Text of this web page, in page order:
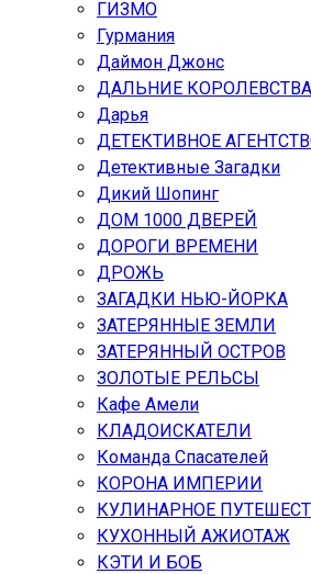
ГИЗМО
Гурмания
Даймон Джонс
ДАЛЬНИЕ КОРОЛЕВСТВА
Дарья
ДЕТЕКТИВНОЕ
Детективные Загадки
Дикий Шопинг
ДОМ 1000 ДВЕРЕЙ
ДОРОГИ ВРЕМЕНИ
ДРОЖЬ
ЗАГАДКИ НЬЮ-ЙОРКА
ЗАТЕРЯННЫЕ ЗЕМЛИ
ЗАТЕРЯННЫЙ ОСТРОВ
ЗОЛОТЫЕ РЕЛЬСЫ
Кафе Амели
КЛАДОИСКАТЕЛИ
Команда Спасателей
КОРОНА ИМПЕРИИ
КУЛИНАРНОЕ
КУХОННЫЙ АЖИОТАЖ
КЭТИ И БОБ